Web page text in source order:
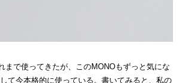
まで使ってきたが、このMONOもずっと気にな
て今本格的に使っている。書いてみると、私の